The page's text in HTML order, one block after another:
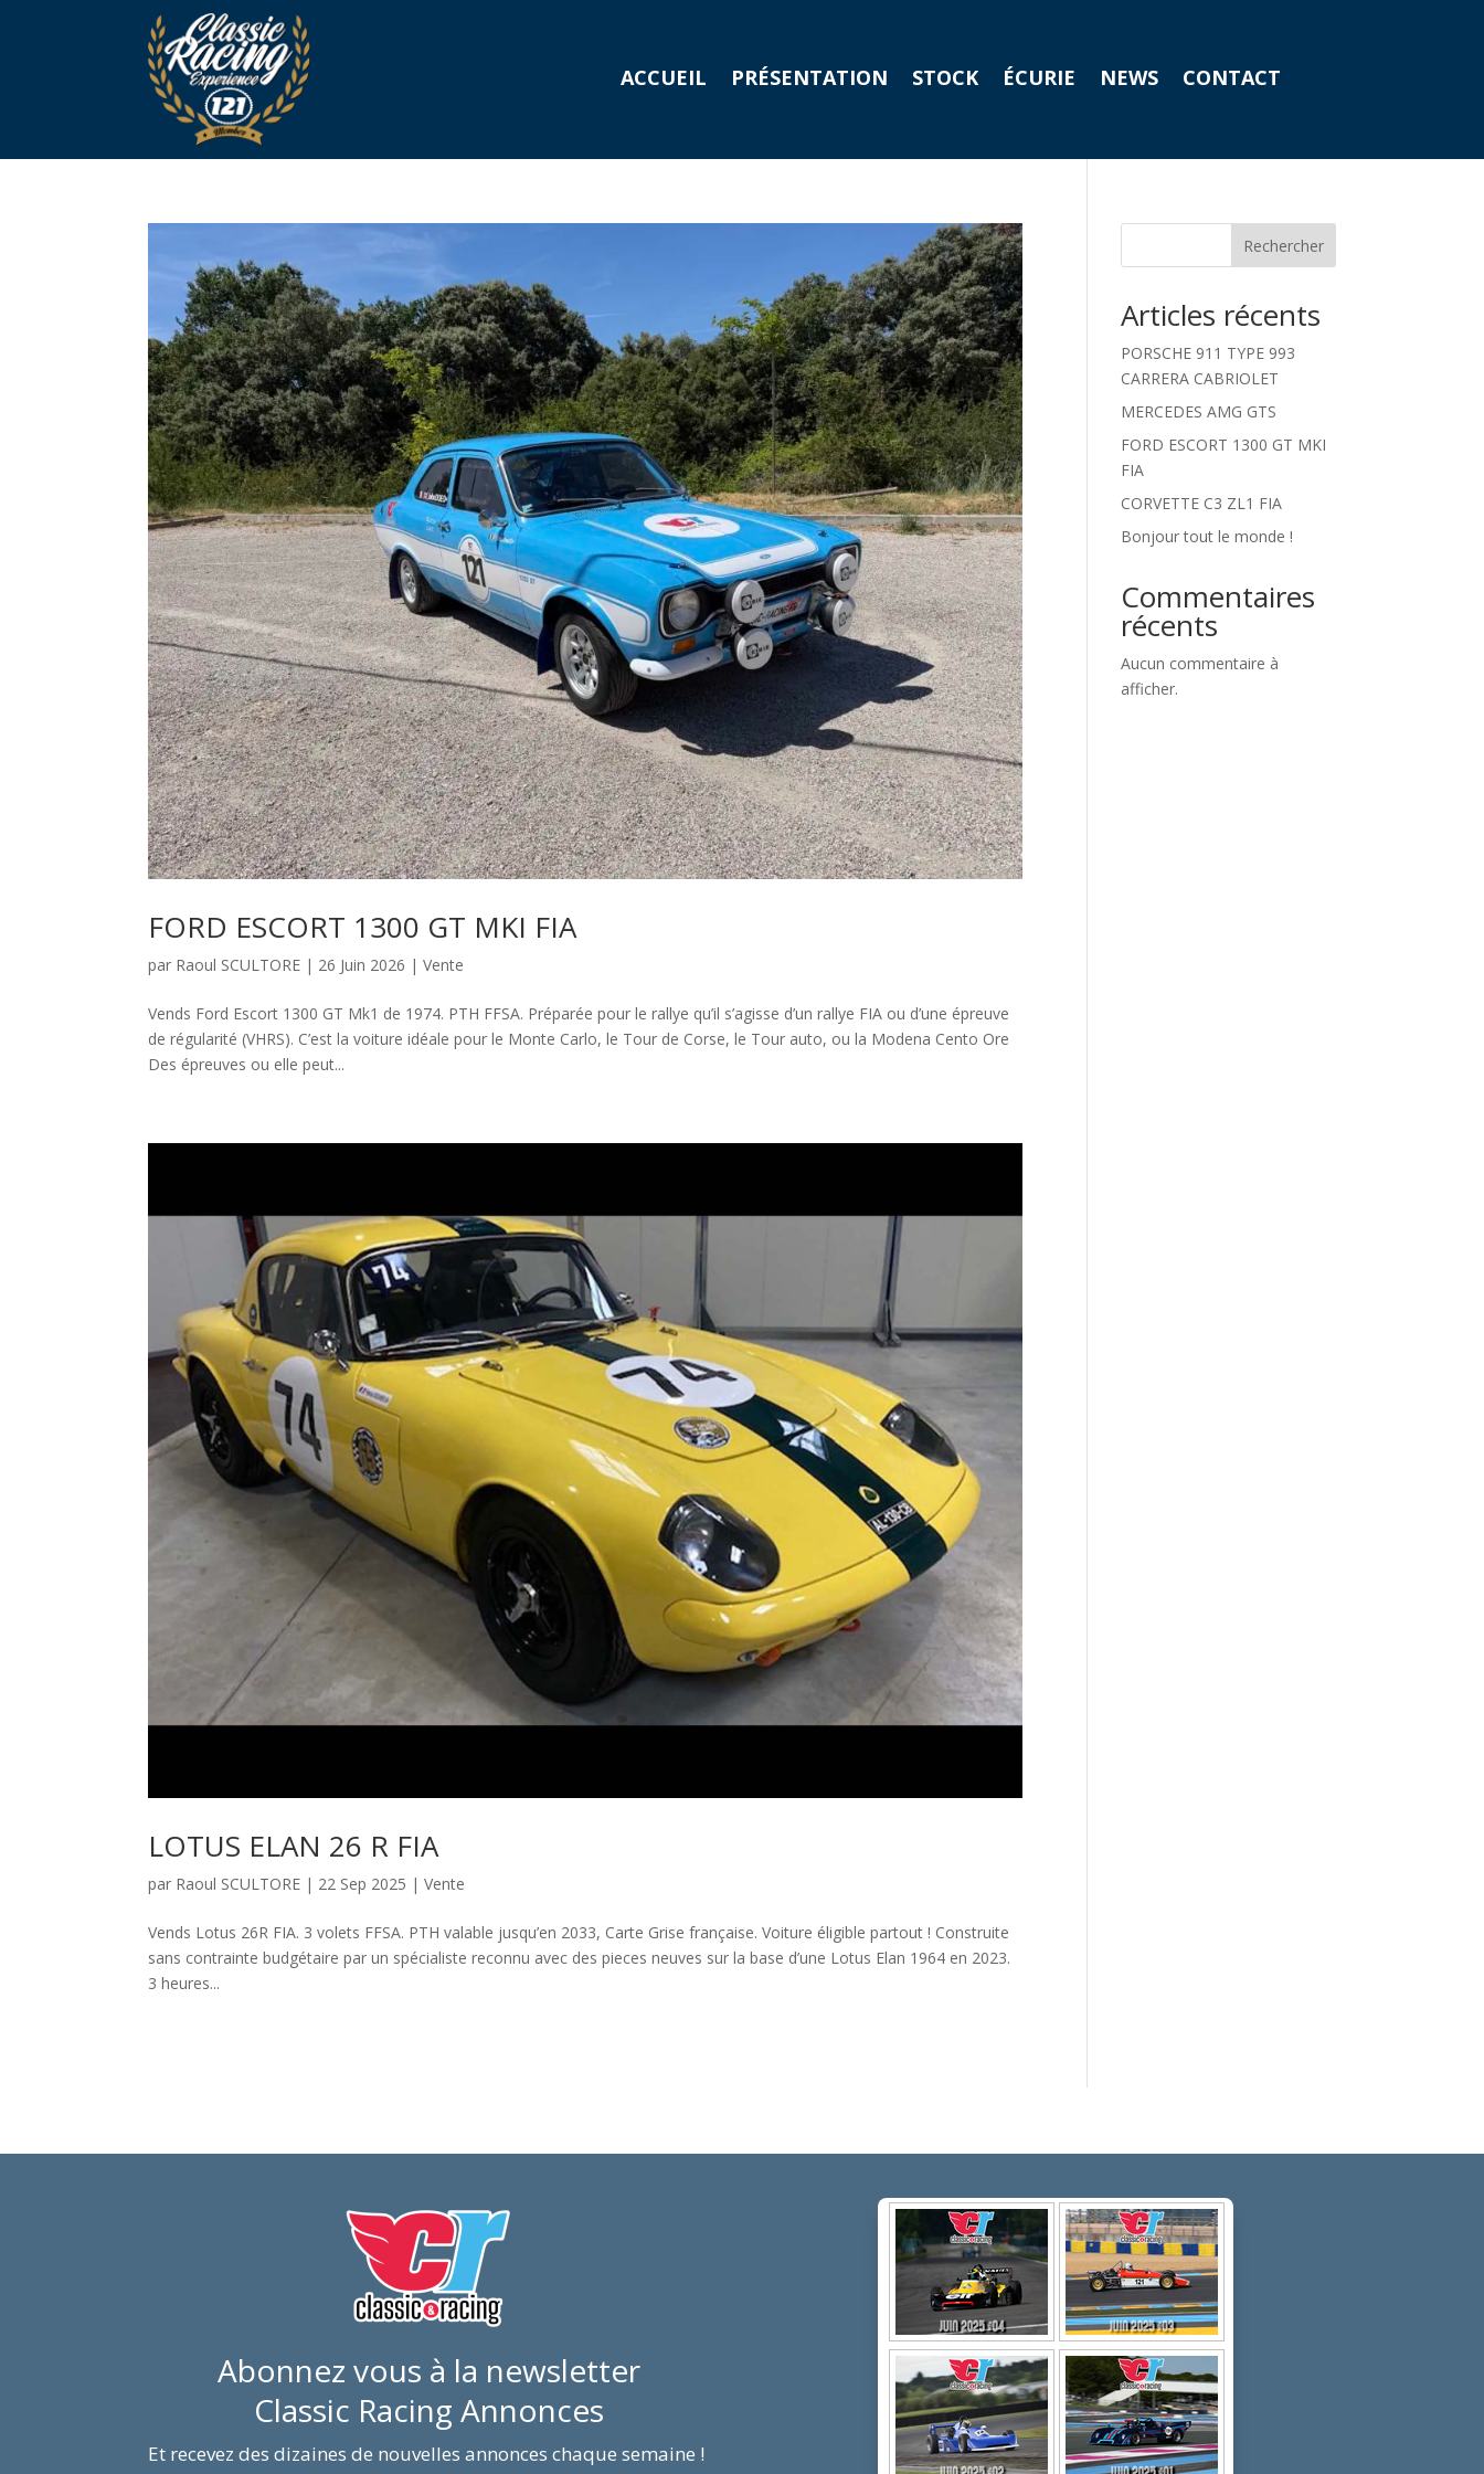
ACCUEIL PRÉSENTATION STOCK ÉCURIE NEWS CONTACT
FORD ESCORT 1300 GT MKI FIA
par Raoul SCULTORE | 26 Juin 2026 |Vente
Vends Ford Escort 1300 GT Mk1 de 1974. PTH FFSA. Préparée pour le rallye qu’il s’agisse d’un rallye FIA ou d’une épreuve
de régularité (VHRS). C’est la voiture idéale pour le Monte Carlo, le Tour de Corse, le Tour auto, ou la Modena Cento Ore
Des épreuves ou elle peut...
LOTUS ELAN 26 R FIA
par Raoul SCULTORE | 22 Sep 2025 |Vente
Vends Lotus 26R FIA. 3 volets FFSA. PTH valable jusqu’en 2033, Carte Grise française. Voiture éligible partout ! Construite
sans contrainte budgétaire par un spécialiste reconnu avec des pieces neuves sur la base d’une Lotus Elan 1964 en 2023.
3 heures...
Rechercher
Articles récents
PORSCHE 911 TYPE 993
CARRERA CABRIOLET
MERCEDES AMG GTS
FORD ESCORT 1300 GT MKI
FIA
CORVETTE C3 ZL1 FIA
Bonjour tout le monde !
Commentaires
récents
Aucun commentaire à
afficher.
Abonnez vous à la newsletter
Classic Racing Annonces
Et recevez des dizaines de nouvelles annonces chaque semaine !